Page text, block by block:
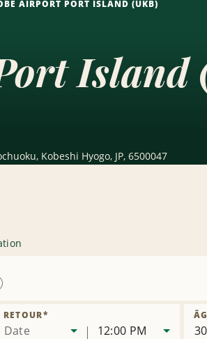
AIRPORT PORT ISLAND (UKB)
Island
Kobeshi Hyogo, JP, 6500047
succursale
Date
RETOUR*
12:00 PM